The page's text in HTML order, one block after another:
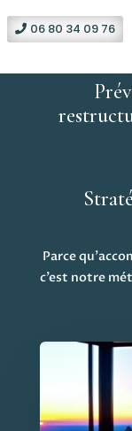
06 80 34 09 76
Parce
c’est notre